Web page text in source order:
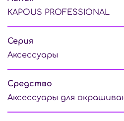
KAPOUS PROFESSIONAL
Серия
Аксессуары
Средство
Аксессуары для